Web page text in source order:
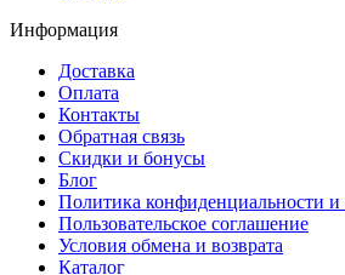
Информация
Доставка
Оплата
Контакты
Обратная связь
Скидки и бонусы
Блог
Политика конфиденциальности и
Пользовательское соглашение
Условия обмена и возврата
Каталог